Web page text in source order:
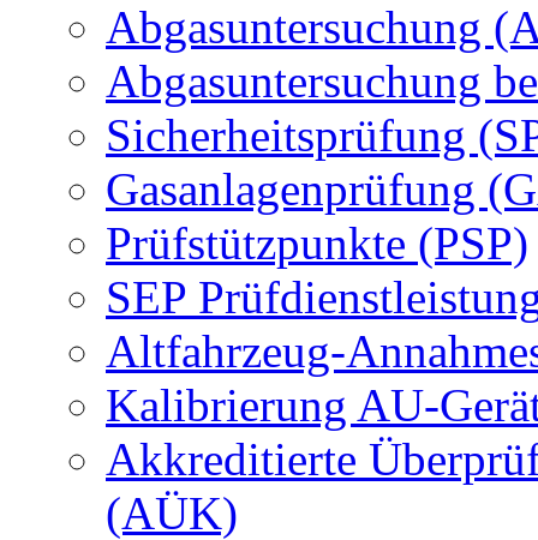
Abgasuntersuchung
Abgasuntersuchung
Sicherheitsprüfung
Gasanlagenprüfung
Prüfstützpunkte (PSP)
SEP
Altfahrzeug-
Kalibrierung AU-
Akkreditierte
(AÜK)